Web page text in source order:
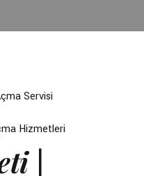
Servisi
Hizmetleri
|